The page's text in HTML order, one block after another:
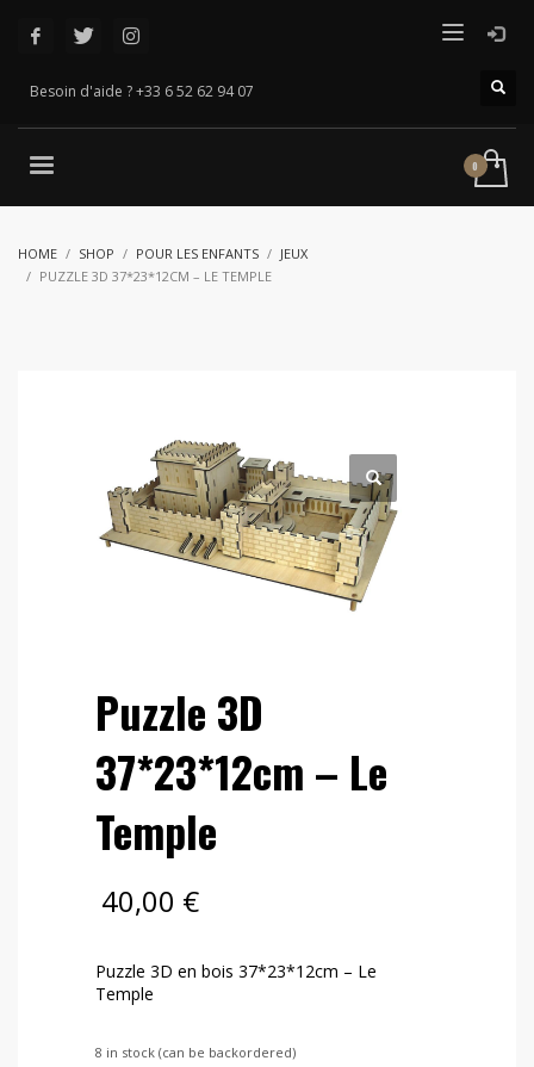
Besoin d'aide ? +33 6 52 62 94 07
HOME SHOP POUR LES ENFANTS
JEUX
PUZZLE 3D 37*23*12CM – LE TEMPLE
Puzzle 3D
37*23*12cm – Le
Temple
40,00 €
Puzzle 3D en bois 37*23*12cm – Le
Temple
8 in stock (can be backordered)